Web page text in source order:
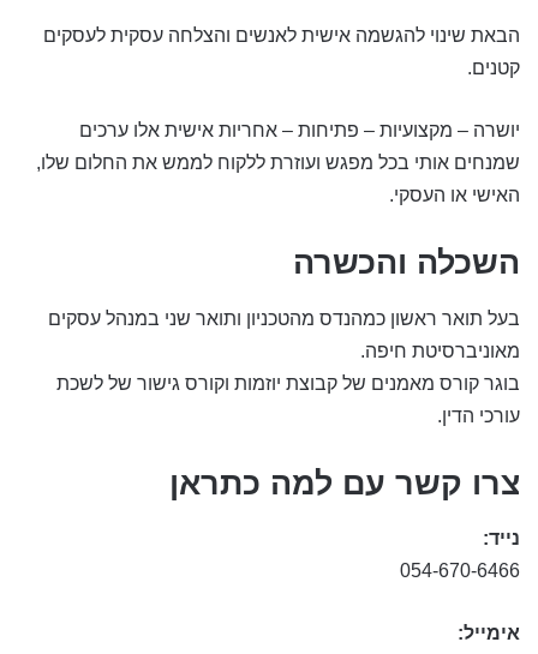
הבאת שינוי להגשמה אישית לאנשים והצלחה עסקית לעסקים
קטנים.
יושרה – מקצועיות – פתיחות – אחריות אישית אלו ערכים
שמנחים אותי בכל מפגש ועוזרת ללקוח לממש את החלום שלו,
האישי או העסקי.
השכלה והכשרה
בעל תואר ראשון כמהנדס מהטכניון ותואר שני במנהל עסקים
מאוניברסיטת חיפה.
בוגר קורס מאמנים של קבוצת יוזמות וקורס גישור של לשכת
עורכי הדין.
צרו קשר עם למה כתראן
נייד:
054-670-6466
אימייל: